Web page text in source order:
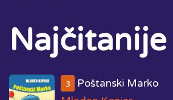
Najčitanije
3
Poštanski Marko